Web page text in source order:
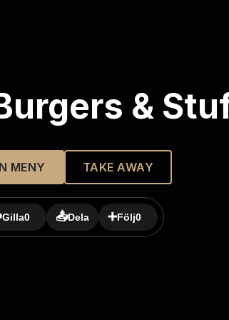
&
MENY TAKE AWAY
Gilla0 📤Dela ➕Följ0